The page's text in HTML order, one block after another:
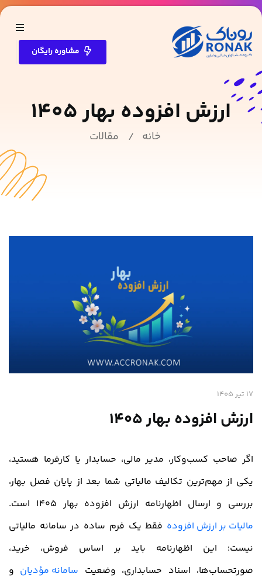
مشاوره رایگان
ارزش افزوده بهار 1405
خانه مقالات
17 تیر 1405
ارزش افزوده بهار 1405
اگر صاحب کسب‌وکار، مدیر مالی، حسابدار یا کارفرما هستید،
یکی از مهم‌ترین تکالیف مالیاتی شما بعد از پایان فصل بهار،
بررسی و ارسال اظهارنامه ارزش افزوده بهار 1405 است.
مالیات بر ارزش افزوده فقط یک فرم ساده در سامانه مالیاتی
نیست؛ این اظهارنامه باید بر اساس فروش، خرید،
صورتحساب‌ها، اسناد حسابداری، وضعیت سامانه مؤدیان و